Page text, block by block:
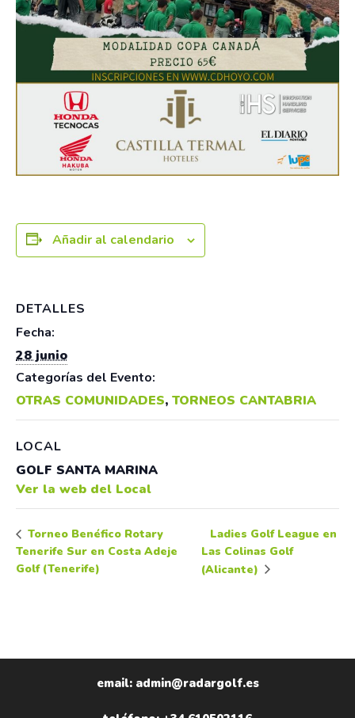
Añadir al calendario
DETALLES
Fecha:
28 junio
Categorías del Evento:
OTRAS COMUNIDADES, TORNEOS CANTABRIA
LOCAL
GOLF SANTA MARINA
Ver la web del Local
Torneo Benéfico Rotary
Tenerife Sur en Costa Adeje
Golf (Tenerife)
Ladies Golf League en
Las Colinas Golf
(Alicante)
email: admin@radargolf.es